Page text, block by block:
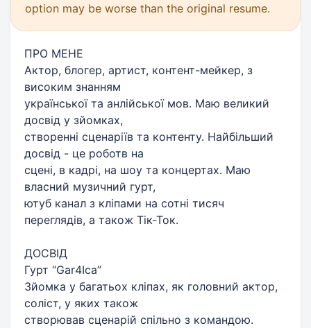
option may be worse than the original resume.
ПРО МЕНЕ
Актор, блогер, артист, контент-мейкер, з
високим знанням
української та анлійської мов. Маю великий
досвід у зйомках,
створенні сценаріїв та контенту. Найбільший
досвід - це роботв на
сцені, в кадрі, на шоу та концертах. Маю
власний музичний гурт,
ютуб канал з кліпами на сотні тисяч
переглядів, а також Тік-Ток.
ДОСВІД
Гурт “Gar4Ica”
Зйомка у багатьох кліпах, як головний актор,
соліст, у яких також
створював сценарій спільно з командою.